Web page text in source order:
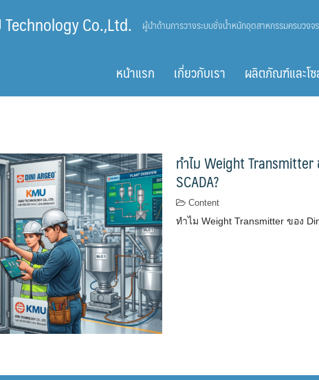
Technology Co.,Ltd. ผู้นำด้านการวางระบบชั่งน้ำหนักอุตสาหกรรมครบวงจร
หน้าแรก เกี่ยวกับเรา ผลิตภัณฑ์และโ
ทำไม Weight Transmitter
SCADA?
Content
ทำไม Weight Transmitter ของ